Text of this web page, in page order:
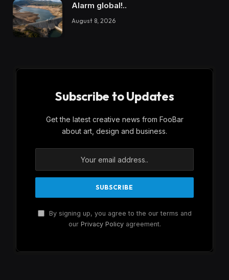
Alarm global!..
August 8, 2026
Subscribe to Updates
Get the latest creative news from FooBar
about art, design and business.
By signing up, you agree to the our terms and
our Privacy Policyagreement.